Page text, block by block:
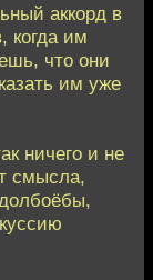
аккорд в
когда им
что они
им уже
ничего и не
смысла,